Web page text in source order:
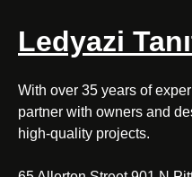
Ledyazi
With over 35 years of
partner with owners and
high-quality projects.